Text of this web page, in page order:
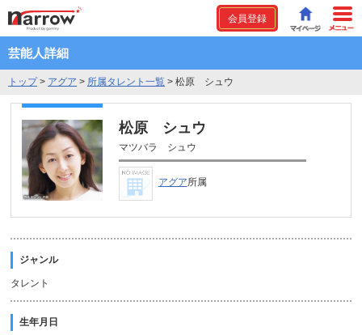
会員登録
芸能人詳細
トップ> アグア > 所属タレント一覧 > 松原 シュウ
松原 シュウ
マツバラ シュウ
アグア所属
ジャンル
タレント
生年月日